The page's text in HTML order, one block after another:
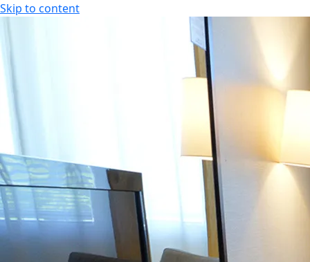
Skip to content
KOKOUS-, LOMA- JA VIIHDEKESKUS
FI
EN